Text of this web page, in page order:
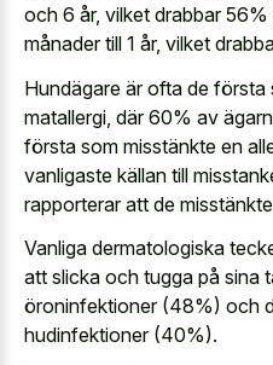
och 6 år, vilket drabbar
månader till 1 år, vilket
Hundägare är ofta de
matallergi, där 60% av
första som misstänkte en
vanligaste källan till
rapporterar att de
Vanliga dermatologiska
att slicka och tugga på sina
öroninfektioner (48%) och
hudinfektioner (40%).